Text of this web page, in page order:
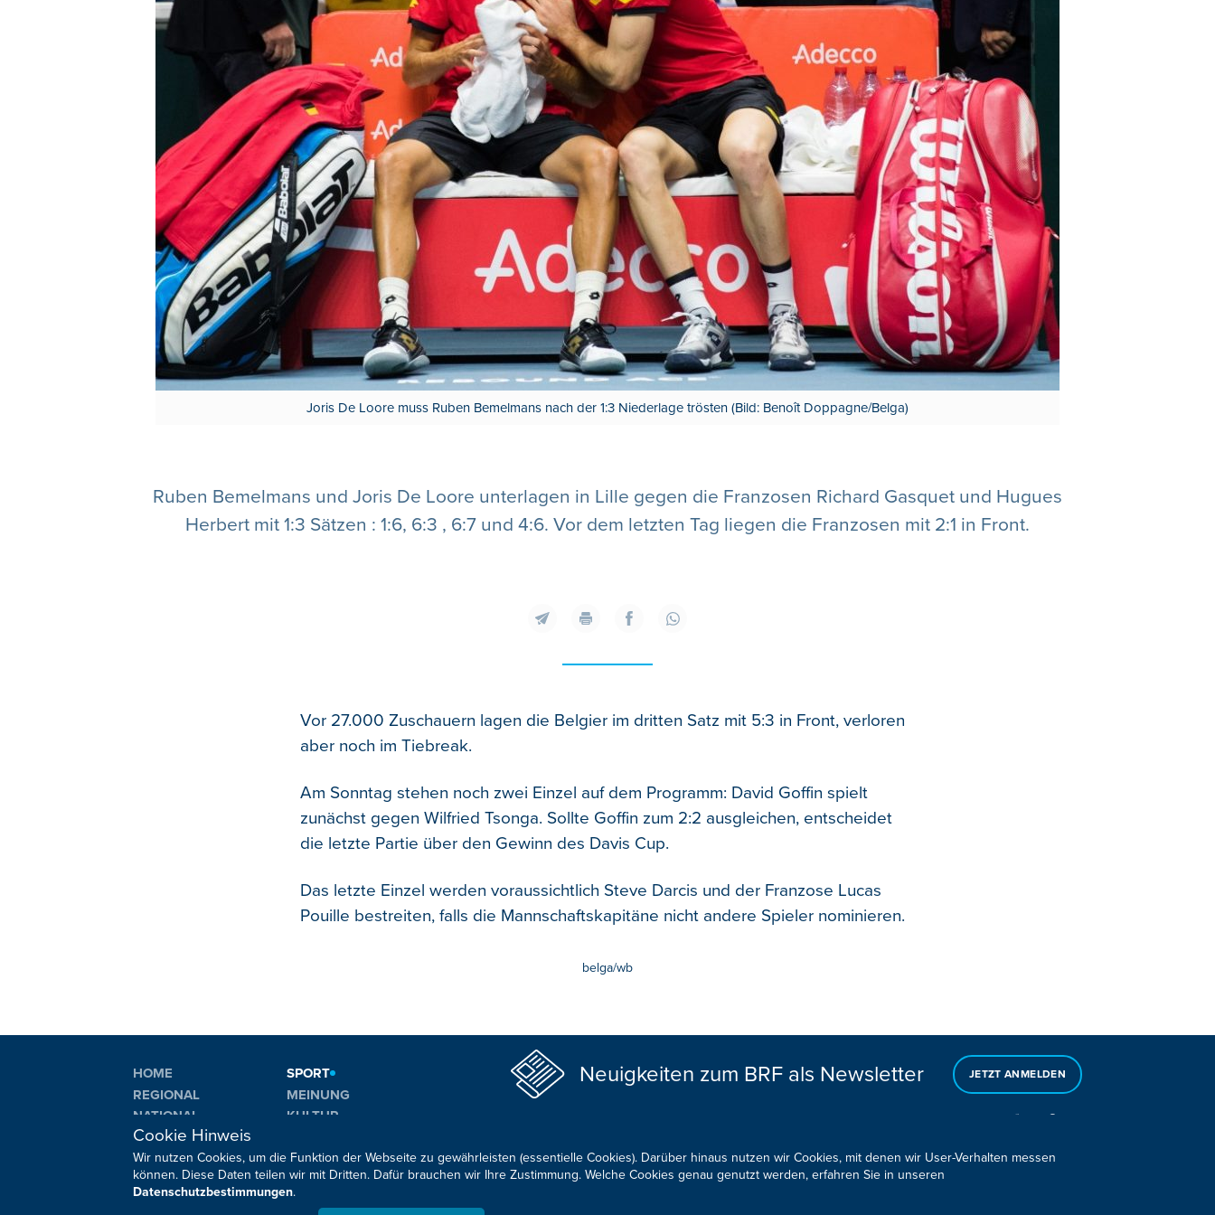
Joris De Loore muss Ruben Bemelmans nach der 1:3 Niederlage trösten (Bild: Benoît Doppagne/Belga)
Ruben Bemelmans und Joris De Loore unterlagen in Lille gegen die Franzosen Richard Gasquet und Hugues
Herbert mit 1:3 Sätzen : 1:6, 6:3 , 6:7 und 4:6. Vor dem letzten Tag liegen die Franzosen mit 2:1 in Front.
Vor 27.000 Zuschauern lagen die Belgier im dritten Satz mit 5:3 in Front, verloren
aber noch im Tiebreak.
Am Sonntag stehen noch zwei Einzel auf dem Programm: David Goffin spielt
zunächst gegen Wilfried Tsonga. Sollte Goffin zum 2:2 ausgleichen, entscheidet
die letzte Partie über den Gewinn des Davis Cup.
Das letzte Einzel werden voraussichtlich Steve Darcis und der Franzose Lucas
Pouille bestreiten, falls die Mannschaftskapitäne nicht andere Spieler nominieren.
belga/wb
HOME
REGIONAL
NATIONAL
INTERNATIONAL
SPORT
MEINUNG
KULTUR
Neuigkeiten zum BRF als Newsletter JETZT ANMELDEN
Sie haben noch Fragen oder Anmerkungen?
Cookie Hinweis
Wir nutzen Cookies, um die Funktion der Webseite zu gewährleisten (essentielle Cookies). Darüber hinaus nutzen wir Cookies, mit denen wir User-Verhalten messen
können. Diese Daten teilen wir mit Dritten. Dafür brauchen wir Ihre Zustimmung. Welche Cookies genau genutzt werden, erfahren Sie in unseren
Datenschutzbestimmungen.